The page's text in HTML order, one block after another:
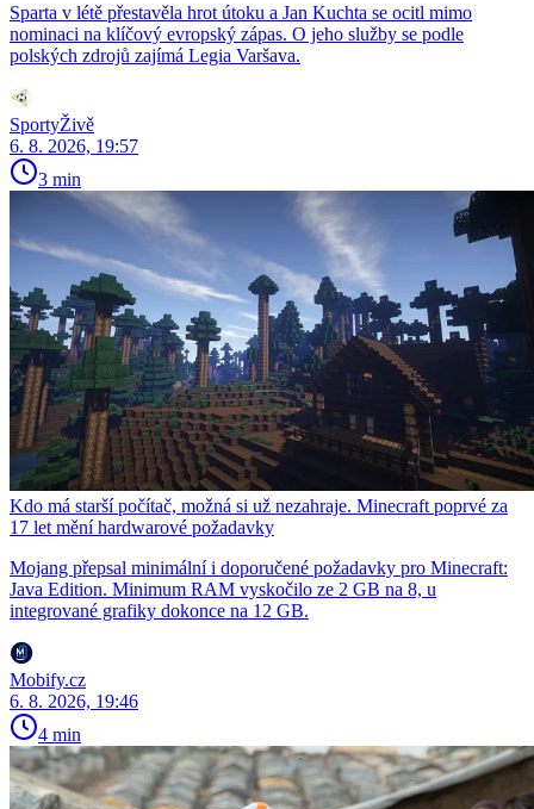
Sparta v létě přestavěla hrot útoku a Jan Kuchta se ocitl mimo
nominaci na klíčový evropský zápas. O jeho služby se podle
polských zdrojů zajímá Legia Varšava.
SportyŽivě
6. 8. 2026, 19:57
3 min
Kdo má starší počítač, možná si už nezahraje. Minecraft poprvé za
17 let mění hardwarové požadavky
Mojang přepsal minimální i doporučené požadavky pro Minecraft:
Java Edition. Minimum RAM vyskočilo ze 2 GB na 8, u
integrované grafiky dokonce na 12 GB.
Mobify.cz
6. 8. 2026, 19:46
4 min